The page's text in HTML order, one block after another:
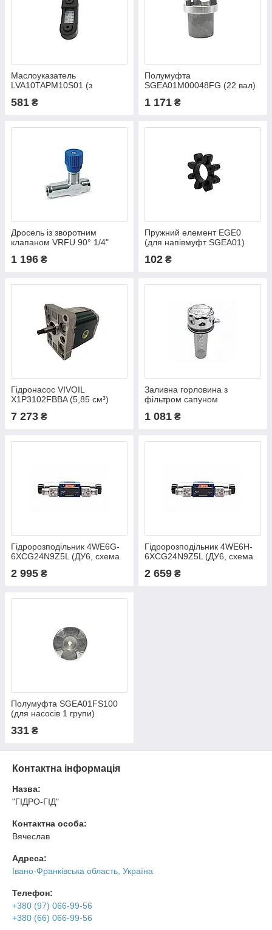
Маслоуказатель
LVA10TAPM10S01 (з
581 ₴
Полумуфта
SGEA01M00048FG (22 вал)
1 171 ₴
Дросель із зворотним
клапаном VRFU 90° 1/4"
1 196 ₴
Пружний елемент EGE0
(для напівмуфт SGEA01)
102 ₴
Гідронасос VIVOIL
X1P3102FBBA (5,85 см³)
7 273 ₴
Заливна горловина з
фільтром сапуном
сітки 150 мм)
1 081 ₴
Гідророзподільник 4WE6G-
6XCG24N9Z5L (ДУ6, схема
2 995 ₴
Гідророзподільник 4WE6H-
6XCG24N9Z5L (ДУ6, схема
2 659 ₴
Полумуфта SGEA01FS100
(для насосів 1 групи)
331 ₴
Контактна інформація
Назва:
"ГІДРО-ГІД"
Контактна особа:
Вячеслав
Адреса:
Івано-Франківська область, Україна
Телефон:
+380 (97) 066-99-56
+380 (66) 066-99-56